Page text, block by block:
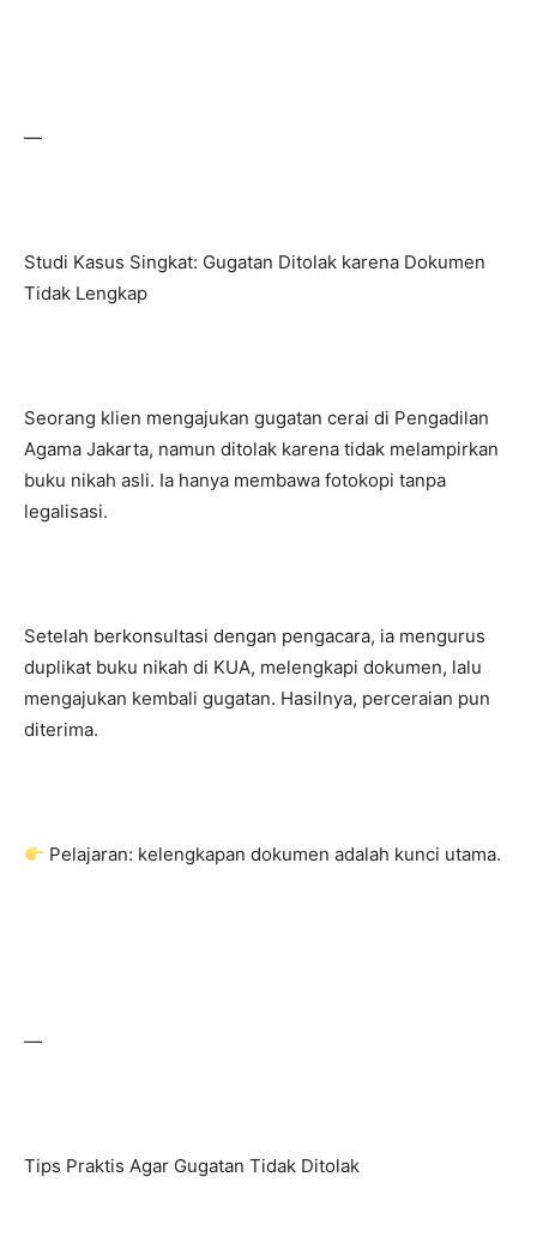
—
Studi Kasus Singkat: Gugatan Ditolak karena Dokumen
Tidak Lengkap
Seorang klien mengajukan gugatan cerai di Pengadilan
Agama Jakarta, namun ditolak karena tidak melampirkan
buku nikah asli. Ia hanya membawa fotokopi tanpa
legalisasi.
Setelah berkonsultasi dengan pengacara, ia mengurus
duplikat buku nikah di KUA, melengkapi dokumen, lalu
mengajukan kembali gugatan. Hasilnya, perceraian pun
diterima.
Pelajaran: kelengkapan dokumen adalah kunci utama.
—
Tips Praktis Agar Gugatan Tidak Ditolak